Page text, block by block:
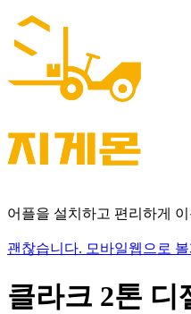
어플을 설치하고 편리하게
괜찮습니다. 모바일웹으로
클라크 2톤 디